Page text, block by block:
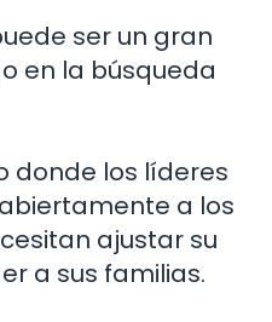
ser un gran
en la búsqueda
donde los líderes
a los
ajustar su
a sus familias.